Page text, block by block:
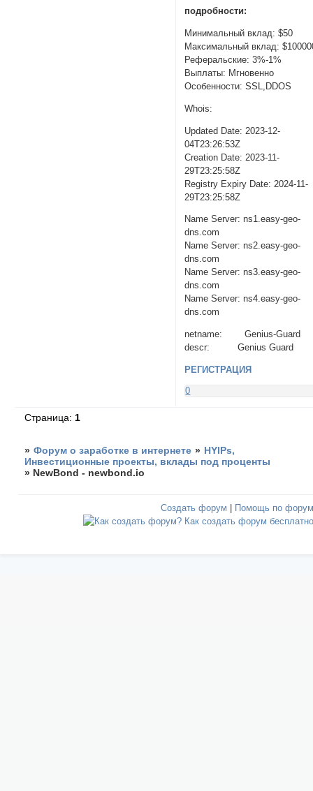
подробности:
Минимальный вклад: $50
Максимальный вклад:
Реферальские: 3%-1%
Выплаты: Мгновенно
Особенности: SSL,DDOS
Whois:
Updated Date: 2023-12-
04T23:26:53Z
Creation Date: 2023-11-
29T23:25:58Z
Registry Expiry Date: 2024-11-
29T23:25:58Z
Name Server: ns1.easy-geo-
dns.com
Name Server: ns2.easy-geo-
dns.com
Name Server: ns3.easy-geo-
dns.com
Name Server: ns4.easy-geo-
dns.com
netname: Genius-Guard
descr: Genius Guard
РЕГИСТРАЦИЯ
0
Страница: 1
» Форум о заработке в интернете » HYIPs,
Инвестиционные проекты, вклады под проценты
» NewBond - newbond.io
Создать форум Помощь по